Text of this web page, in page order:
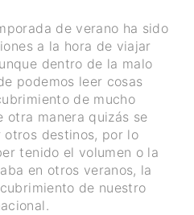
de verano ha sido
a la hora de viajar
dentro de la malo
podemos leer cosas
de mucho
otra manera quizás se
destinos, por lo
tenido el volumen o la
en otros veranos, la
de nuestro